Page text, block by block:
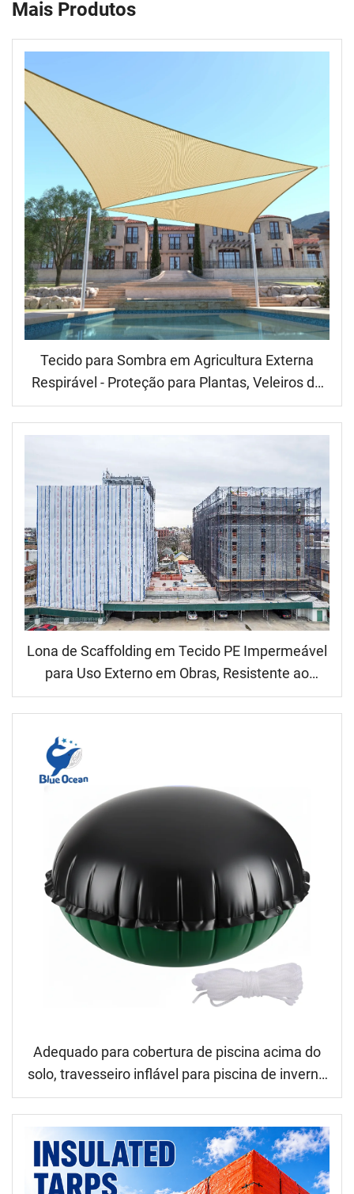
Mais Produtos
Tecido para Sombra em Agricultura Externa
Respirável - Proteção para Plantas, Veleiros de
Sombra e Redes
Lona de Scaffolding em Tecido PE Impermeável
para Uso Externo em Obras, Resistente ao
Vento, Ecológica, Peso Médio, Revestida, Estilo
Lisa contra Poeira
Adequado para cobertura de piscina acima do
solo, travesseiro inflável para piscina de inverno
de 4 pés x 8 pés